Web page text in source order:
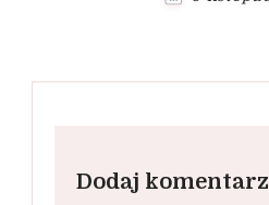
Dodaj komentarz